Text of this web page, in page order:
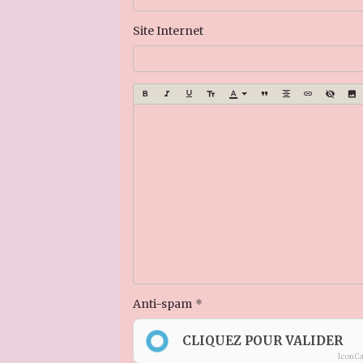
Site Internet
Anti-spam
CLIQUEZ POUR VALIDER